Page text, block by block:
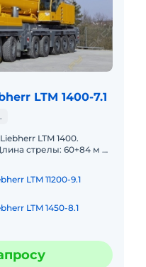
LTM 1400-7.1
LTM 1400.
LTM 11200-9.1
LTM 1450-8.1